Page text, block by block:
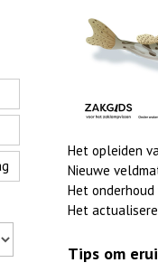
Het opleiden
Nieuwe
Het
Het
Tips om